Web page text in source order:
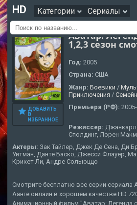
HD Категории Сериалы
ДОБАВИТЬ
В
ИЗБРАННОЕ
Аватар:
1,2,3 сезон
Год: 2005
Страна: США
Жанр: Боевики /
Приключения /
Премьера (РФ):
Режиссер:
Сполдинг, Лорен
Актеры: Зак Тайлер, Джек Де Сена, Ди
Уитман, Данте Баско, Джесси Флауер,
Крикет Ли, Андре Сольюццо
Смотрите бесплатно все серии сериала
Аанге онлайн в хорошем качестве HD
Анимационный фильм "Аватар: Легенда